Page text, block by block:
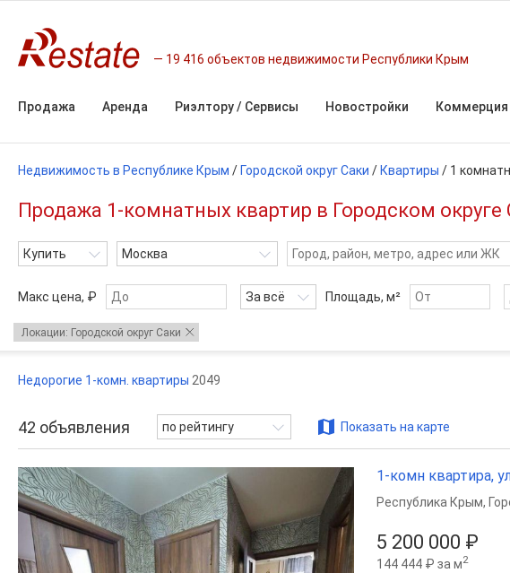
19 416 объектов недвижимости Республики Крым
Продажа Аренда Риэлтору / Сервисы Новостройки Коммерция
Недвижимость в Республике Крым / Городской округ Саки / Квартиры / 1
Продажа 1-комнатных квартир в Городском
Купить Москва
Макс цена, ₽ За всё Площадь, м²
Локации: Городской округ Саки
Недорогие 1-комн. квартиры 2049
42 объявления по рейтингу Показать на карте
1-комн квартира,
5 200 000 ₽
144 444 ₽ за м2
Республика Крым,